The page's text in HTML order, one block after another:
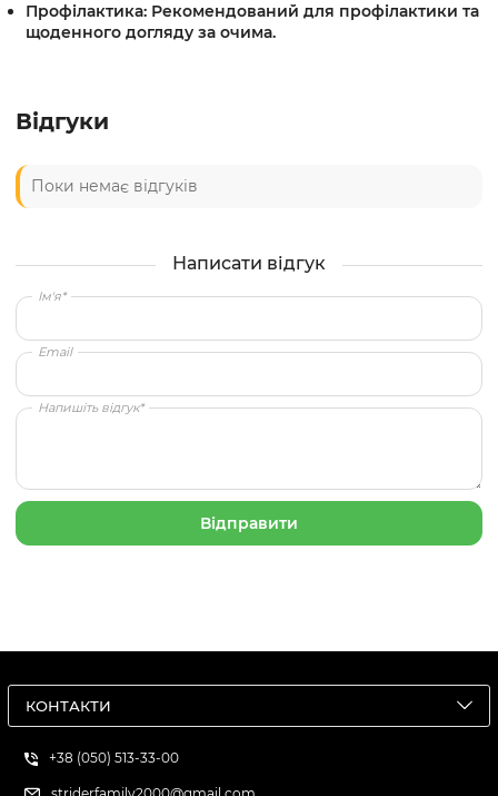
Профілактика: Рекомендований для профілактики та
щоденного догляду за очима.
Відгуки
Поки немає відгуків
Написати відгук
Ім'я*
Email
Напишіть відгук*
КОНТАКТИ
+38 (050) 513-33-00